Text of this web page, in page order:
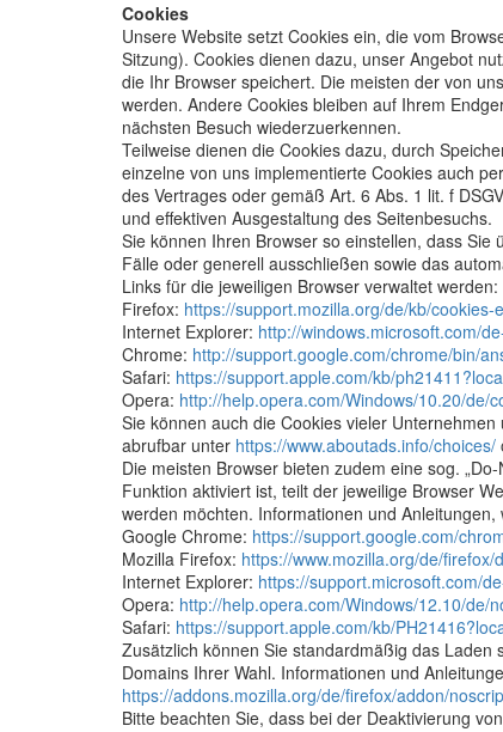
Cookies
Unsere Website setzt Cookies ein, die vom
Sitzung). Cookies dienen dazu, unser Angebot
die Ihr Browser speichert. Die meisten der von
werden. Andere Cookies bleiben auf Ihrem
nächsten Besuch wiederzuerkennen.
Teilweise dienen die Cookies dazu, durch
einzelne von uns implementierte Cookies auch
des Vertrages oder gemäß Art. 6 Abs. 1 lit. f
und effektiven Ausgestaltung des Seitenbesuchs.
Sie können Ihren Browser so einstellen, dass
Fälle oder generell ausschließen sowie das
Links für die jeweiligen Browser verwaltet werden:
Firefox: https://support.mozilla.org/de/kb/
Internet Explorer: http://windows.microsoft.com/
Chrome: http://support.google.com/chrome/bin/
Safari: https://support.apple.com/kb/
Opera: http://help.opera.com/Windows/10.20/de/
Sie können auch die Cookies vieler
abrufbar unter https://www.aboutads.info/choices/
Die meisten Browser bieten zudem eine sog.
Funktion aktiviert ist, teilt der jeweilige Browser
werden möchten. Informationen und
Google Chrome: https://support.google.com/
Mozilla Firefox: https://www.mozilla.org/de/firefox/
Internet Explorer: https://support.microsoft.com/
Opera: http://help.opera.com/Windows/12.10/de/
Safari: https://support.apple.com/kb/
Zusätzlich können Sie standardmäßig das
Domains Ihrer Wahl. Informationen und
https://addons.mozilla.org/de/firefox/addon/
Bitte beachten Sie, dass bei der Deaktivierung